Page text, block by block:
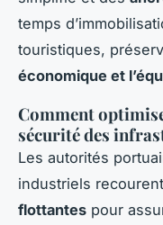
temps
touristiques,
économique et
Comment
sécurité des
Les autorités
industriels
flottantes pour